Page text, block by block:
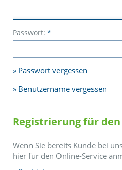
Passwort: *
Passwort vergessen
Benutzername vergessen
Registrierung für
Wenn Sie bereits Kunde bei
hier für den Online-Service